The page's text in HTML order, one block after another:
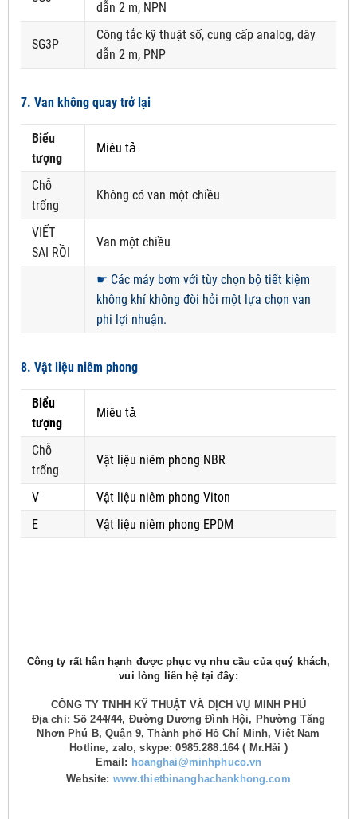
dẫn 2 m, NPN
SG3P
Công tắc kỹ thuật số, cung cấp analog, dây
dẫn 2 m, PNP
7. Van không quay trở lại
Biểu
tượng
Miêu tả
Chỗ
trống
Không có van một chiều
VIẾT
SAI RỒI
Van một chiều
☛ Các máy bơm với tùy chọn bộ tiết kiệm
không khí không đòi hỏi một lựa chọn van
phi lợi nhuận.
8. Vật liệu niêm phong
Biểu
tượng
Miêu tả
Chỗ
trống
Vật liệu niêm phong NBR
V
Vật liệu niêm phong Viton
E
Vật liệu niêm phong EPDM
Công ty rất hân hạnh được phục vụ nhu cầu của quý khách,
vui lòng liên hệ tại đây:
CÔNG TY TNHH KỸ THUẬT VÀ DỊCH VỤ MINH PHÚ
Địa chỉ: Số 244/44, Đường Dương Đình Hội, Phường Tăng
Nhơn Phú B, Quận 9, Thành phố Hồ Chí Minh, Việt Nam
Hotline, zalo, skype: 0985.288.164 ( Mr.Hải )
Email: hoanghai@minhphuco.vn
Website: www.thietbinanghachankhong.com